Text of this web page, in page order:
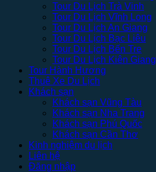
Tour Du Lịch Trà Vinh
Tour Du Lịch Vĩnh Long
Tour Du Lịch An Giang
Tour Du Lịch Bạc Liêu
Tour Du Lịch Bến Tre
Tour Du Lịch Kiên Giang
Tour Hành Hương
Thuê Xe Du Lịch
Khách sạn
Khách sạn Vũng Tàu
Khách sạn Nha Trang
Khách sạn Phú Quốc
Khách sạn Cần Thơ
Kinh nghiệm du lịch
Liên hệ
Đăng nhập